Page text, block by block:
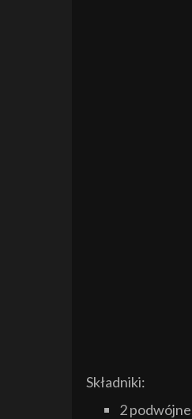
Składniki:
2